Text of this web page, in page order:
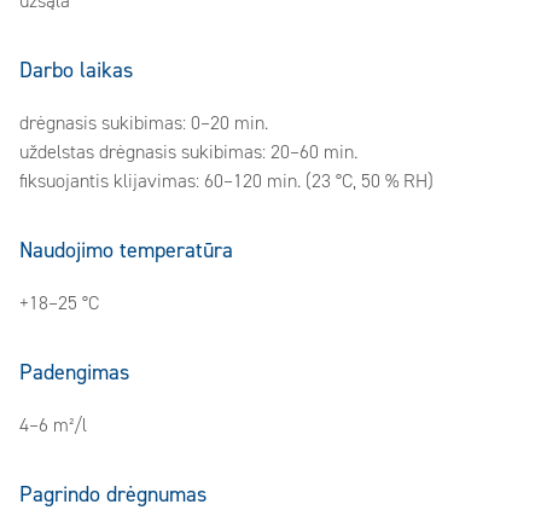
Darbo laikas
drėgnasis sukibimas: 0–20 min.
uždelstas drėgnasis sukibimas: 20–60 min.
fiksuojantis klijavimas: 60–120 min. (23 °C, 50 % RH)
Naudojimo temperatūra
+18–25 °C
Padengimas
4–6 m²/l
Pagrindo drėgnumas